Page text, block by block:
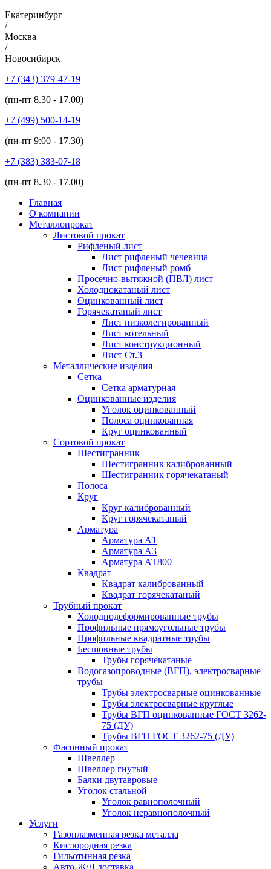
Екатеринбург
/
Москва
/
Новосибирск
+7 (343) 379-47-19
(пн-пт 8.30 - 17.00)
+7 (499) 500-14-19
(пн-пт 9:00 - 17.30)
+7 (383) 383-07-18
(пн-пт 8.30 - 17.00)
Главная
О компании
Металлопрокат
Листовой прокат
Рифленый лист
Лист рифленый чечевица
Лист рифленый ромб
Просечно-вытяжной (ПВЛ) лист
Холоднокатаный лист
Оцинкованный лист
Горячекатаный лист
Лист низколегированный
Лист котельный
Лист конструкционный
Лист Ст.3
Металлические изделия
Сетка
Сетка арматурная
Оцинкованные изделия
Уголок оцинкованный
Полоса оцинкованная
Круг оцинкованный
Сортовой прокат
Шестигранник
Шестигранник калиброванный
Шестигранник горячекатаный
Полоса
Круг
Круг калиброванный
Круг горячекатаный
Арматура
Арматура А1
Арматура А3
Арматура АТ800
Квадрат
Квадрат калиброванный
Квадрат горячекатаный
Трубный прокат
Холоднодеформированные трубы
Профильные прямоугольные трубы
Профильные квадратные трубы
Бесшовные трубы
Трубы горячекатаные
Водогазопроводные (ВГП), электросварные
трубы
Трубы электросварные оцинкованные
Трубы электросварные круглые
Трубы ВГП оцинкованные ГОСТ 3262-
75 (ДУ)
Трубы ВГП ГОСТ 3262-75 (ДУ)
Фасонный прокат
Швеллер
Швеллер гнутый
Балки двутавровые
Уголок стальной
Уголок равнополочный
Уголок неравнополочный
Услуги
Газоплазменная резка металла
Кислородная резка
Гильотинная резка
Авто-Ж/Д доставка